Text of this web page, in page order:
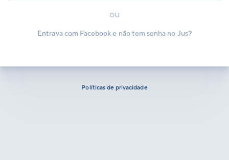
ou
Entrava com Facebook e não tem senha no Jus?
Políticas de privacidade